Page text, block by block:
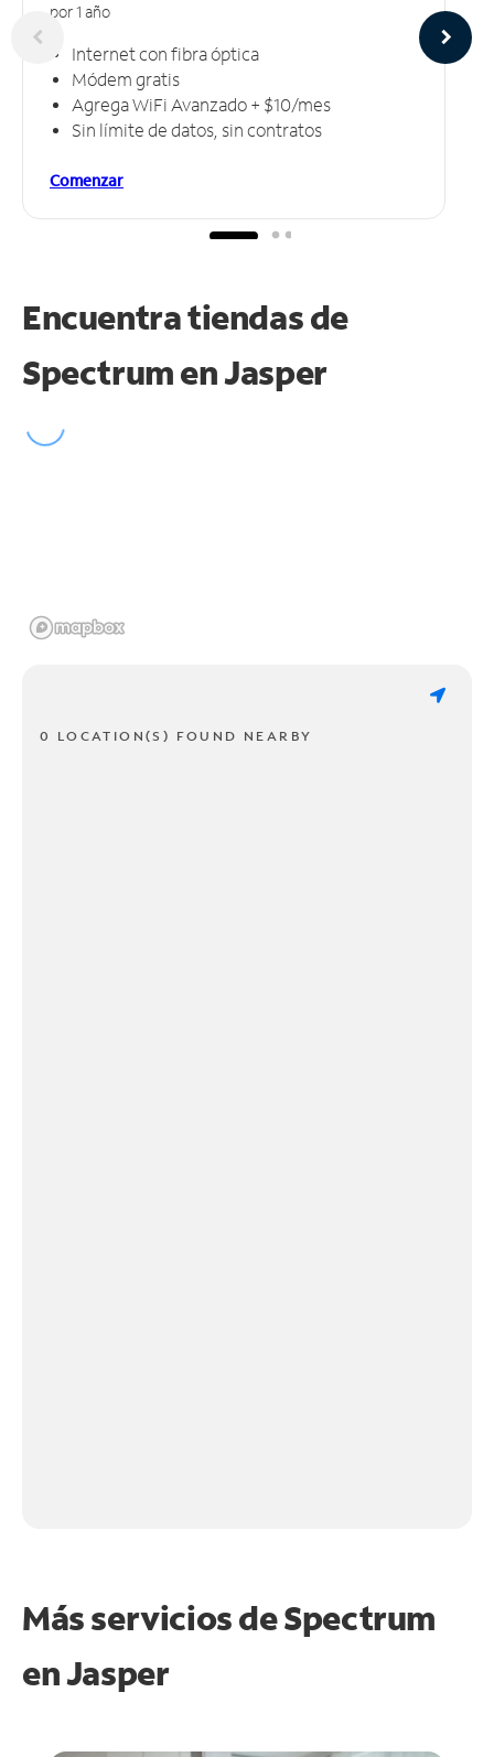
por 1 año
Internet con fibra óptica
Módem gratis
Agrega WiFi Avanzado + $10/mes
Sin límite de datos, sin contratos
Comenzar
Encuentra tiendas de
Spectrum enJasper
0 LOCATION(S) FOUND NEARBY
Más servicios de Spectrum
enJasper